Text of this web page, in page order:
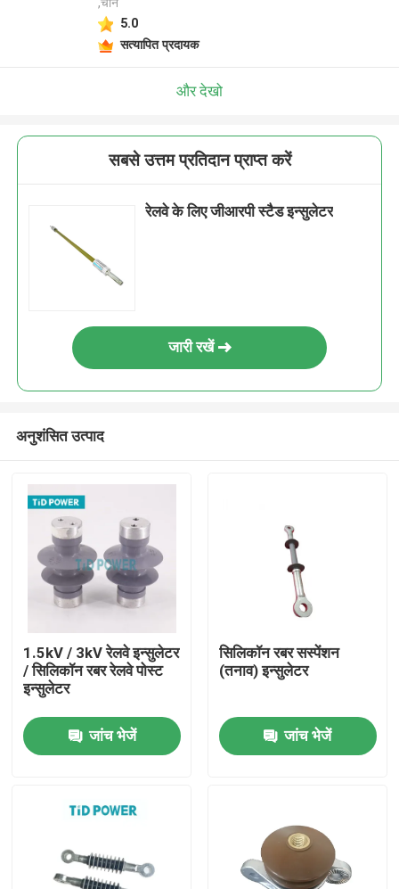
वीडियो
5.0
सत्यापित प्रदायक
और देखो
सबसे उत्तम प्रतिदान प्राप्त करें
रेलवे के लिए जीआरपी स्टैड इन्सुलेटर
जारी रखें
अनुशंसित उत्पाद
1.5kV / 3kV रेलवे इन्सुलेटर
/ सिलिकॉन रबर रेलवे पोस्ट
इन्सुलेटर
जांच भेजें
सिलिकॉन रबर सस्पेंशन
(तनाव) इन्सुलेटर
जांच भेजें